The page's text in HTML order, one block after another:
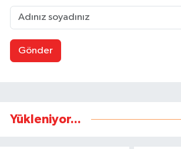
Gönder
Yükleniyor...